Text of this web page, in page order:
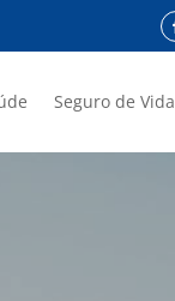
Seguro de Vida